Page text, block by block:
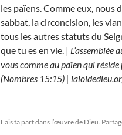
les païens. Comme eux, nous
sabbat, la circoncision, les
tous les autres statuts du
que tu es en vie. | L’assemblée
vous comme au païen qui réside
(Nombres 15:15) |
Fais ta part dans l’œuvre de Dieu.